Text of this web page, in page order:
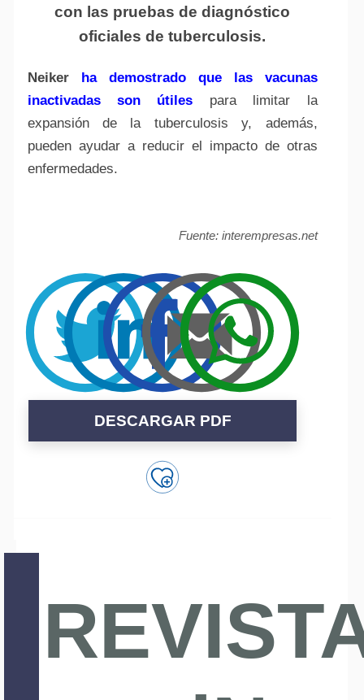
con las pruebas de diagnóstico
oficiales de tuberculosis.
Neiker ha demostrado que las vacunas
inactivadas son útiles
para limitar la
expansión de la tuberculosis y, además,
pueden ayudar a reducir el impacto de otras
enfermedades.
Fuente: interempresas.net
DESCARGAR PDF